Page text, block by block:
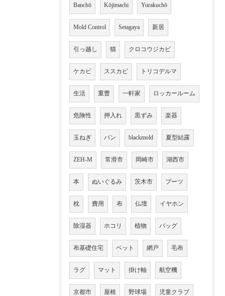
Banchō Kōjimachi Yurakuchō
Mold Control Setagaya 新居
引っ越し 猫 クロコウジカビ
ケカビ ススカビ トリコデルマ
生活 重曹 一軒家 ロッカールーム
危険性 押入れ 黒ずみ 楽器
玉ねぎ パン blackmold 夏型結露
ZEH-M 常滑市 岡崎市 湖西市
本 ぬいぐるみ 茨木市 ブーツ
枕 費用 布 仏壇 イヤホン
除湿器 ホコリ 植物 バッグ
布基礎住宅 ベット 網戸 毛布
ラグ マット 掛け軸 航空機
京都市 屋根 野球場 児童クラブ